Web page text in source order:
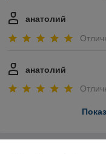
анатолий
анатолий